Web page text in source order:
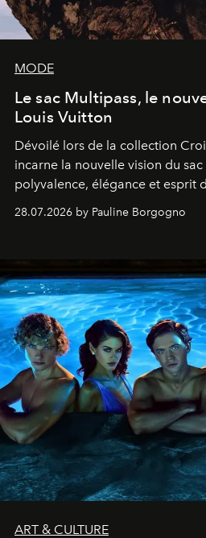
MODE
Le sac Multipass, le
Louis Vuitton
Dévoilé lors de la collection
incarne la nouvelle vision du
polyvalence, élégance et esprit
28.07.2026 by Pauline Borgogno
ART & CULTURE